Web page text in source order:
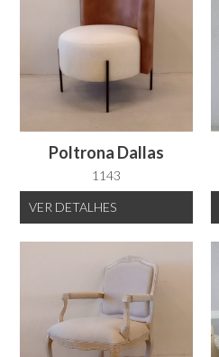
Poltrona Dallas
1143
VER DETALHES